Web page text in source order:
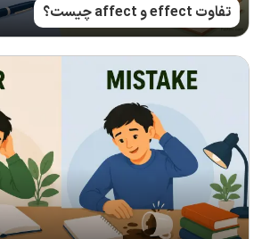
تفاوت effect و affect چیست؟